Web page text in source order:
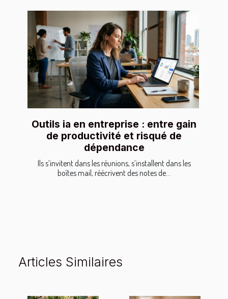
Outils ia en entreprise : entre gain
de productivité et risqué de
dépendance
Ils s’invitent dans les réunions, s’installent dans les
boîtes mail, réécrivent des notes de...
Articles Similaires